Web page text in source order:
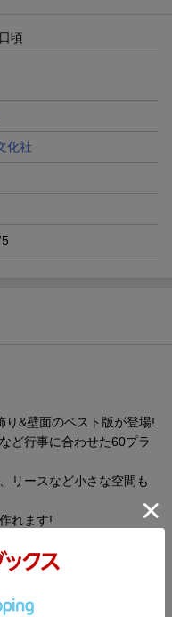
頃
化社
&壁面のベスト版が登場!
ど行事に合わせた60プラ
リースなど小さな空間も
れます!
け"となる1冊です。